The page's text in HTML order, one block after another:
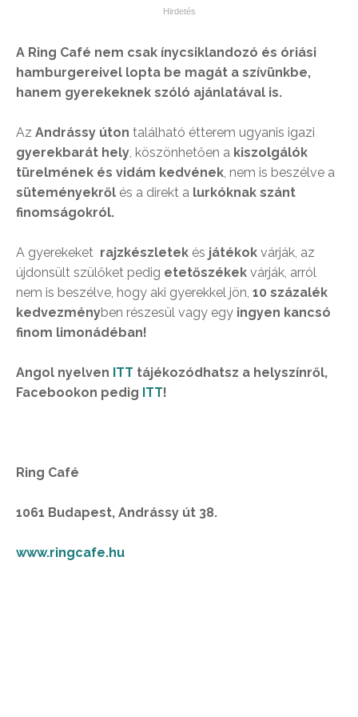
A Ring Café nem csak ínycsiklandozó és óriási
hamburgereivel lopta be magát a szívünkbe,
hanem gyerekeknek szóló ajánlatával is.
Az Andrássy úton található étterem ugyanis igazi
gyerekbarát hely, köszönhetően a kiszolgálók
türelmének és vidám kedvének, nem is beszélve a
süteményekről és a direkt a lurkóknak szánt
finomságokról.
A gyerekeket rajzkészletek és játékok várják, az
újdonsült szülőket pedig etetőszékek várják, arról
nem is beszélve, hogy aki gyerekkel jön, 10 százalék
kedvezményben részesül vagy egy ingyen kancsó
finom limonádéban!
Angol nyelven ITT tájékozódhatsz a helyszínről,
Facebookon pedig ITT!
Ring Café
1061 Budapest, Andrássy út 38.
www.ringcafe.hu